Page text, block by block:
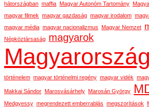
hátországban maffia Magyar Autonóm Tartomány
magyar filmek magyar gazdaság magyar irodalom
magyar média magyar nacionalizmus Magyar Nemzet
Népköztársaság magyarok
Magyarország
történelem magyar történelmi regény magyar vidék
Makkai Sándor Marosvásárhely Marosán György
Medgyessy megrendezett emberrablás megszorítások